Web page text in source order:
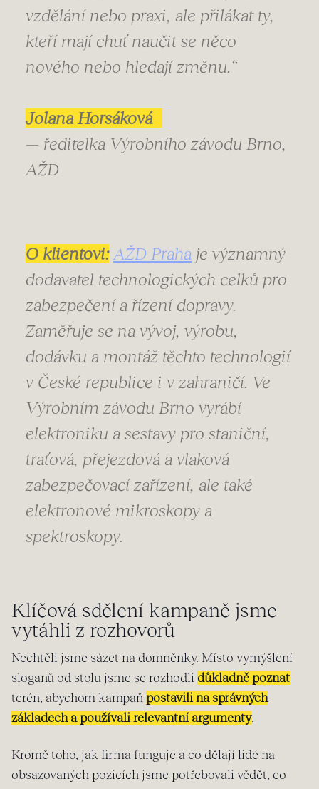
vzdělání nebo praxi, ale přilákat ty,
kteří mají chuť naučit se něco
nového nebo hledají změnu.“
Jolana Horsáková
— ředitelka Výrobního závodu Brno,
AŽD
O klientovi: AŽD Praha je významný
dodavatel technologických celků pro
zabezpečení a řízení dopravy.
Zaměřuje se na vývoj, výrobu,
dodávku a montáž těchto technologií
v České republice i v zahraničí. Ve
Výrobním závodu Brno vyrábí
elektroniku a sestavy pro staniční,
traťová, přejezdová a vlaková
zabezpečovací zařízení, ale také
elektronové mikroskopy a
spektroskopy.
Klíčová sdělení kampaně jsme
vytáhli z rozhovorů
Nechtěli jsme sázet na domněnky. Místo vymýšlení
sloganů od stolu jsme se rozhodli důkladně poznat
terén, abychom kampaň postavili na správných
základech a používali relevantní argumenty.
Kromě toho, jak firma funguje a co dělají lidé na
obsazovaných pozicích jsme potřebovali vědět, co